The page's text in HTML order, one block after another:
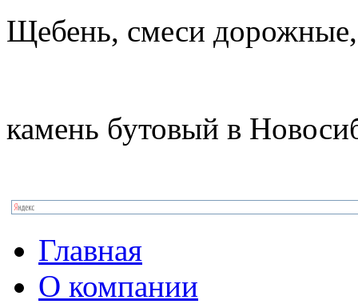
Щебень, смеси дорожные,
камень бутовый в
Главная
О компании